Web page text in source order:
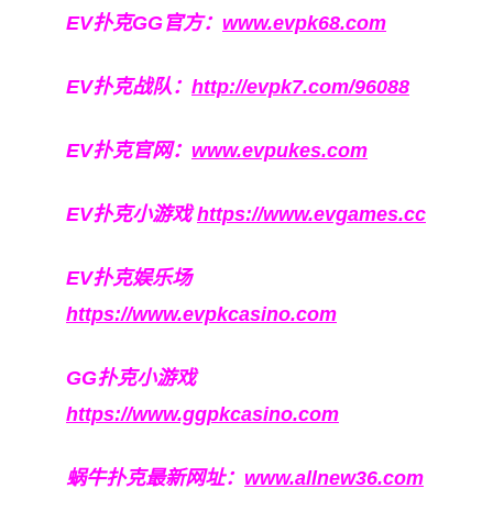
EV扑克GG官方： www.evpk68.com
EV扑克战队： http://evpk7.com/96088
EV扑克官网： www.evpukes.com
EV扑克小游戏https://www.evgames.cc
EV扑克娱乐场
https://www.evpkcasino.com
GG扑克小游戏
https://www.ggpkcasino.com
蜗牛扑克最新网址： www.allnew36.com